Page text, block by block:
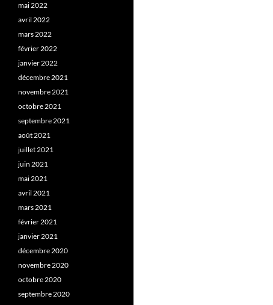
mai 2022
avril 2022
mars 2022
février 2022
janvier 2022
décembre 2021
novembre 2021
octobre 2021
septembre 2021
août 2021
juillet 2021
juin 2021
mai 2021
avril 2021
mars 2021
février 2021
janvier 2021
décembre 2020
novembre 2020
octobre 2020
septembre 2020